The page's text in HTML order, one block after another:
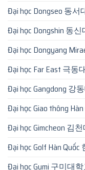
Đại học Dongseo 동서
Đại học Dongshin 동
Đại học Dongyang
Đại học Far East 극동
Đại học Gangdong 강
Đại học Giao thông
Đại học Gimcheon 김
Đại học Golf Hàn
Đại học Gumi 구미대